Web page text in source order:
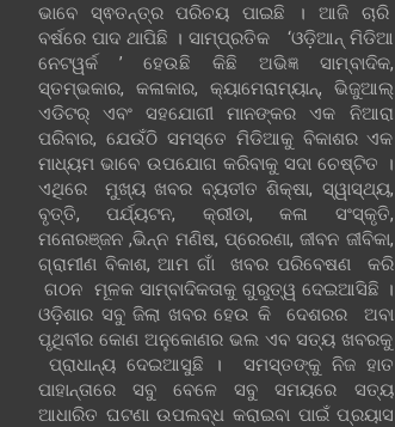
ଭାବେ ସ୍ଵତନ୍ତ୍ର ପରିଚୟ ପାଇଛି । ଆଜି ଚାରି
ବର୍ଷରେ ପାଦ ଥାପିଛି । ସାମ୍ପ୍ରତିକ ‘ଓଡ଼ିଆନ୍‍ ମିଡିଆ
ନେଟୱର୍କ ’ ହେଉଛି କିଛି ଅଭିଜ୍ଞ ସାମ୍ବାଦିକ,
ସ୍ତମ୍ଭକାର, କଳାକାର, କ୍ୟାମେରାମ୍ୟାନ୍, ଭିଜୁଆଲ୍
ଏଡିଟର୍ ଏବଂ ସହଯୋଗୀ ମାନଙ୍କର ଏକ ନିଆରା
ପରିବାର, ଯେଉଁଠି ସମସ୍ତେ ମିଡିଆକୁ ବିକାଶର ଏକ
ମାଧ୍ୟମ ଭାବେ ଉପଯୋଗ କରିବାକୁ ସଦା ଚେଷ୍ଟିତ ।
ଏଥିରେ ମୁଖ୍ୟ ଖବର ବ୍ୟତୀତ ଶିକ୍ଷା, ସ୍ୱାସ୍ଥ୍ୟ,
ବୃତ୍ତି, ପର୍ଯ୍ୟଟନ, କ୍ରୀଡା, କଳା ସଂସ୍କୃତି,
ମନୋରଞ୍ଜନ ,ଭିନ୍ନ ମଣିଷ, ପ୍ରେରଣା, ଜୀବନ ଜୀବିକା,
ଗ୍ରାମୀଣ ବିକାଶ, ଆମ ଗାଁ ଖବର ପରିବେଷଣ କରି
ଗଠନ ମୂଳକ ସାମ୍ବାଦିକତାକୁ ଗୁରୁତ୍ୱ ଦେଇଆସିଛି ।
ଓଡ଼ିଶାର ସବୁ ଜିଲା ଖବର ହେଉ କି ଦେଶରର ଅବା
ପୃଥିବୀର କୋଣ ଅନୁକୋଣର ଭଲ ଏବ ସତ୍ୟ ଖବରକୁ
ପ୍ରାଧାନ୍ୟ ଦେଇଆସୁଛି । ସମସ୍ତଙ୍କୁ ନିଜ ହାତ
ପାହାନ୍ତାରେ ସବୁ ବେଳେ ସବୁ ସମୟରେ ସତ୍ୟ
ଆଧାରିତ ଘଟଣା ଉପଲବ୍ଧ କରାଇବା ପାଇଁ ପ୍ରୟାସ